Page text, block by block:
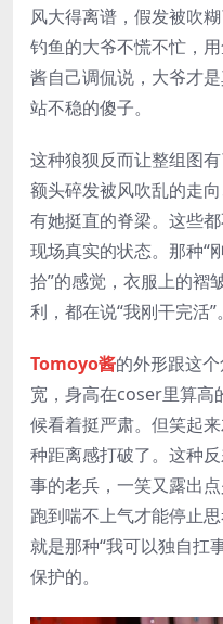
风大得离谱，假发被吹
钓鱼的大爷不慌不忙，
酱自己调侃说，大爷才
站不稳的傻子。
这种狼狈反而让整组图
额头碎发被风吹乱的走
有她挺直的脊梁。这些
现场真实的状态。那种“
拾”的感觉，衣服上的褶
利，都在说“我刚干完活”。
Tomoyo酱的外形跟这
宽，身高在coser里算高
候看着挺严肃。但笑起
种距离感打破了。这种
事的老兵，一笑又露出
跑到喘不上气才能停止
就是那种“我可以独自扛
保护的。